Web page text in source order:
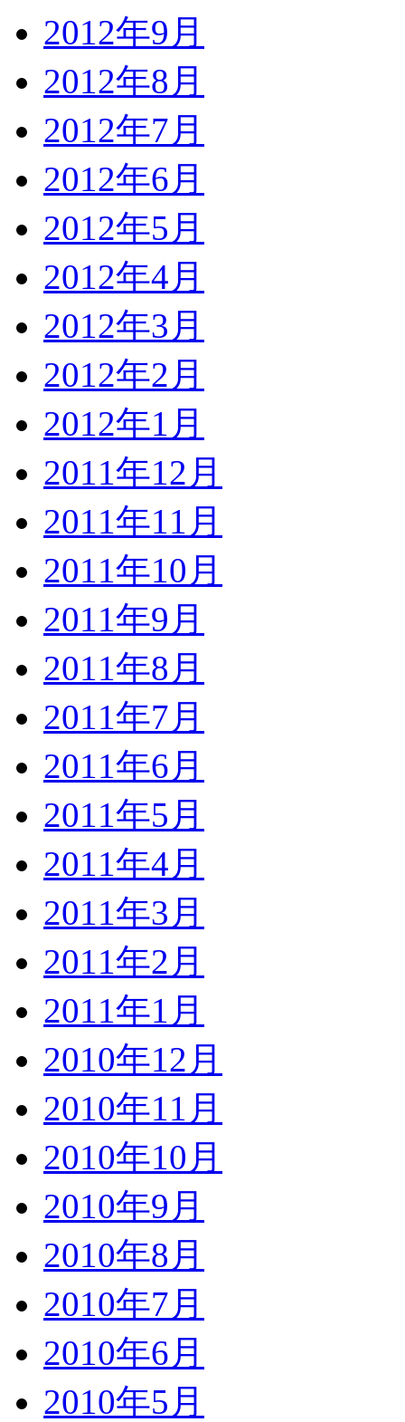
2012年9月
2012年8月
2012年7月
2012年6月
2012年5月
2012年4月
2012年3月
2012年2月
2012年1月
2011年12月
2011年11月
2011年10月
2011年9月
2011年8月
2011年7月
2011年6月
2011年5月
2011年4月
2011年3月
2011年2月
2011年1月
2010年12月
2010年11月
2010年10月
2010年9月
2010年8月
2010年7月
2010年6月
2010年5月